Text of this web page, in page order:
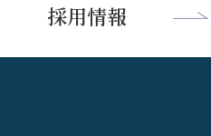
採用情報